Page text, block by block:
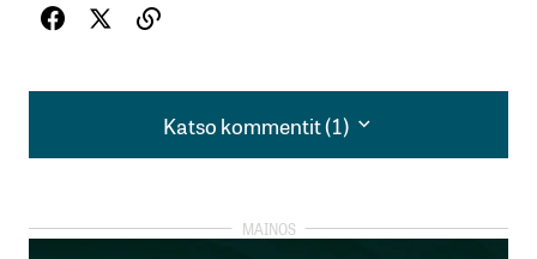
Katso kommentit (1)
Katso kommentit (1)
omistuksia koskeva juttu ei ollut Talouselämässä,